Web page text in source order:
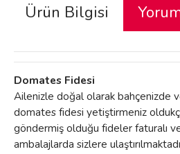
Ürün Bilgisi
Domates Fidesi
Ailenizle doğal olarak bahçenizde
domates fidesi yetiştirmeniz
göndermiş olduğu fideler faturalı
ambalajlarda sizlere